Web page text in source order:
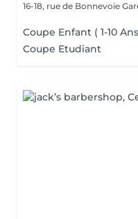
16-18, rue de Bonnevoie
Coupe Enfant ( 1-10
Coupe Etudiant